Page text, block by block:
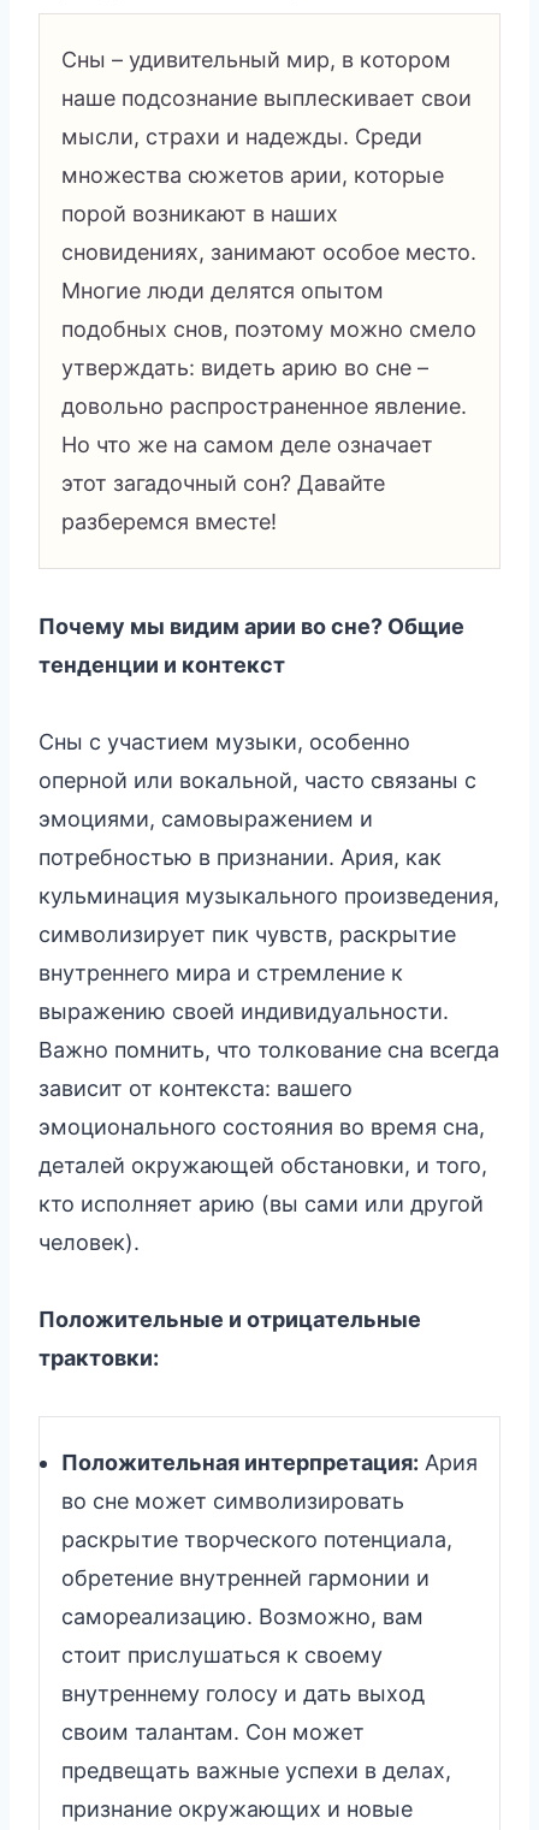
Сны – удивительный мир, в котором
наше подсознание выплескивает свои
мысли, страхи и надежды. Среди
множества сюжетов арии, которые
порой возникают в наших
сновидениях, занимают особое место.
Многие люди делятся опытом
подобных снов, поэтому можно смело
утверждать: видеть арию во сне –
довольно распространенное явление.
Но что же на самом деле означает
этот загадочный сон? Давайте
разберемся вместе!
Почему мы видим арии во сне? Общие
тенденции и контекст
Сны с участием музыки, особенно
оперной или вокальной, часто связаны с
эмоциями, самовыражением и
потребностью в признании. Ария, как
кульминация музыкального произведения,
символизирует пик чувств, раскрытие
внутреннего мира и стремление к
выражению своей индивидуальности.
Важно помнить, что толкование сна всегда
зависит от контекста: вашего
эмоционального состояния во время сна,
деталей окружающей обстановки, и того,
кто исполняет арию (вы сами или другой
человек).
Положительные и отрицательные
трактовки:
Положительная интерпретация: Ария
во сне может символизировать
раскрытие творческого потенциала,
обретение внутренней гармонии и
самореализацию. Возможно, вам
стоит прислушаться к своему
внутреннему голосу и дать выход
своим талантам. Сон может
предвещать важные успехи в делах,
признание окружающих и новые